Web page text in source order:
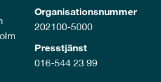
Organisationsnummer
202100-5000
Presstjänst
016-544 23 99